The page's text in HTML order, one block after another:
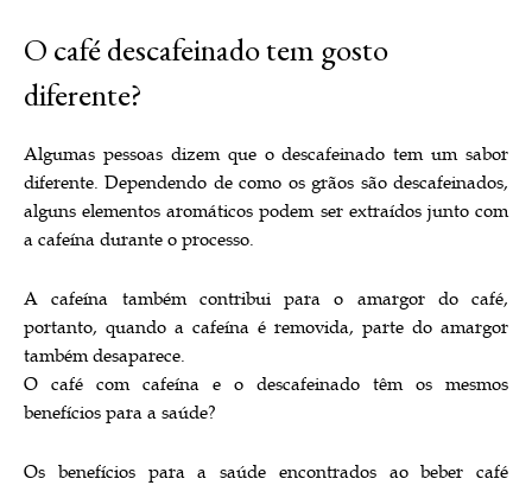
O café descafeinado tem gosto
diferente?
Algumas pessoas dizem que o descafeinado tem um sabor
diferente. Dependendo de como os grãos são descafeinados,
alguns elementos aromáticos podem ser extraídos junto com
a cafeína durante o processo.
A cafeína também contribui para o amargor do café,
portanto, quando a cafeína é removida, parte do amargor
também desaparece.
O café com cafeína e o descafeinado têm os mesmos
benefícios para a saúde?
Os benefícios para a saúde encontrados ao beber café